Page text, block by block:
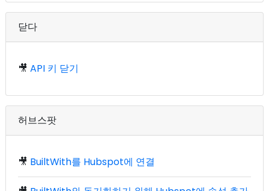
닫다
🎥 API 키 닫기
허브스팟
🎥 BuiltWith를 Hubspot에 연결